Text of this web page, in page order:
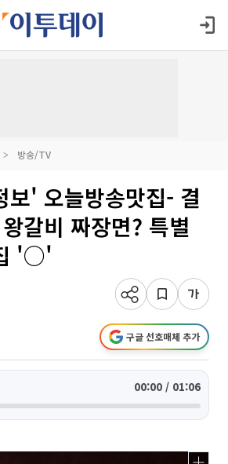
방송/TV
보' 오늘방송맛집- 결
갈비 짜장면? 특별
'○'
구글 선호매체 추가
00:00 / 01:06